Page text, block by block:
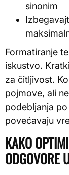
sinonim
Formatiranje
iskustvo.
za čitljivost.
pojmove, ali
podebljanja
povećavaju
KAKO
ODGOVORE